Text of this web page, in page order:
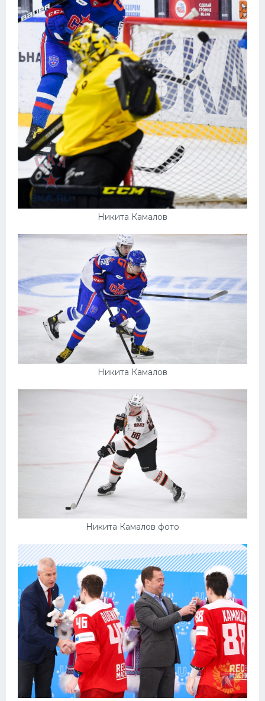
Никита Камалов
Никита Камалов
Никита Камалов фото